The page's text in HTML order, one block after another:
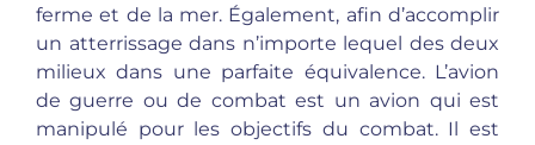
ferme et de la mer. Également, afin d’accomplir
un atterrissage dans n’importe lequel des deux
milieux dans une parfaite équivalence. L’avion
de guerre ou de combat est un avion qui est
manipulé pour les objectifs du combat. Il est